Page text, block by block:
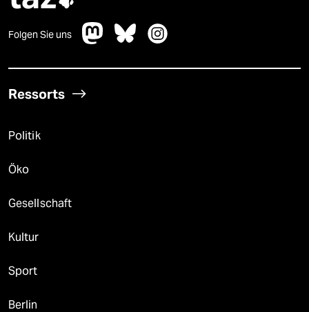
Folgen Sie uns
Ressorts
Politik
Öko
Gesellschaft
Kultur
Sport
Berlin